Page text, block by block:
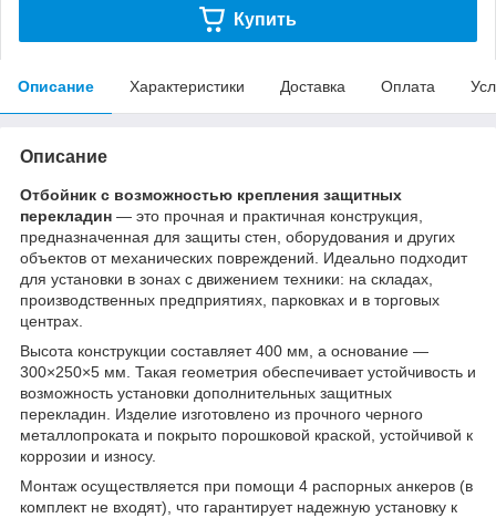
Купить
Описание Характеристики Доставка Оплата
Описание
Отбойник с возможностью крепления защитных
перекладин — это прочная и практичная конструкция,
предназначенная для защиты стен, оборудования и других
объектов от механических повреждений. Идеально подходит
для установки в зонах с движением техники: на складах,
производственных предприятиях, парковках и в торговых
центрах.
Высота конструкции составляет 400 мм, а основание —
300×250×5 мм. Такая геометрия обеспечивает устойчивость и
возможность установки дополнительных защитных
перекладин. Изделие изготовлено из прочного черного
металлопроката и покрыто порошковой краской, устойчивой к
коррозии и износу.
Монтаж осуществляется при помощи 4 распорных анкеров (в
комплект не входят), что гарантирует надежную установку к